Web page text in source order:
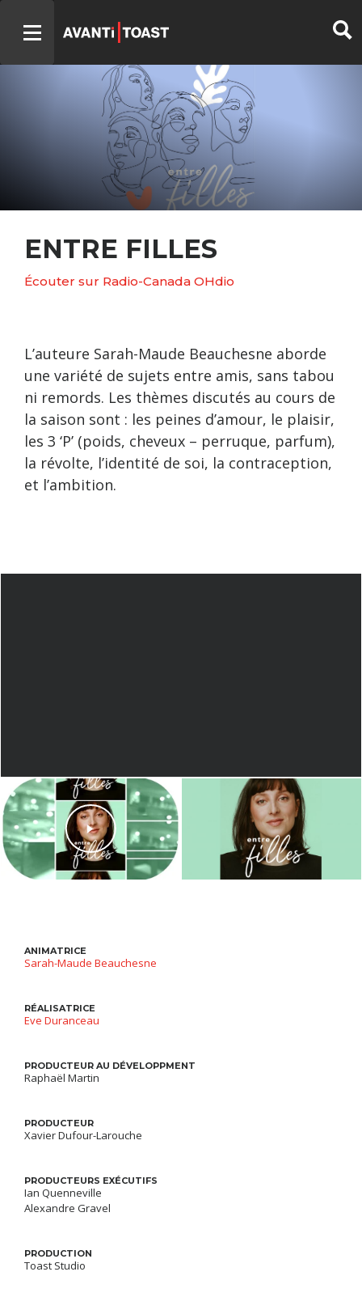
ENTRE FILLES
Écouter sur Radio-Canada OHdio
L’auteure Sarah-Maude Beauchesne aborde
une variété de sujets entre amis, sans tabou
ni remords. Les thèmes discutés au cours de
la saison sont : les peines d’amour, le plaisir,
les 3 ‘P’ (poids, cheveux – perruque, parfum),
la révolte, l’identité de soi, la contraception,
et l’ambition.
ANIMATRICE
Sarah-Maude Beauchesne
RÉALISATRICE
Eve Duranceau
PRODUCTEUR AU DÉVELOPPMENT
Raphaël Martin
PRODUCTEUR
Xavier Dufour-Larouche
PRODUCTEURS EXÉCUTIFS
Ian Quenneville
Alexandre Gravel
PRODUCTION
Toast Studio